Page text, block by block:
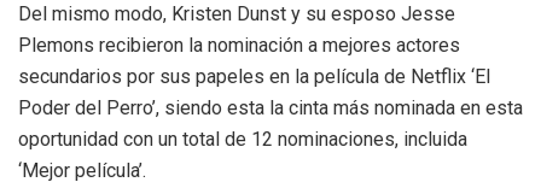
Del mismo modo, Kristen Dunst y su esposo Jesse
Plemons recibieron la nominación a mejores actores
secundarios por sus papeles en la película de Netflix ‘El
Poder del Perro’, siendo esta la cinta más nominada en esta
oportunidad con un total de 12 nominaciones, incluida
‘Mejor película’.